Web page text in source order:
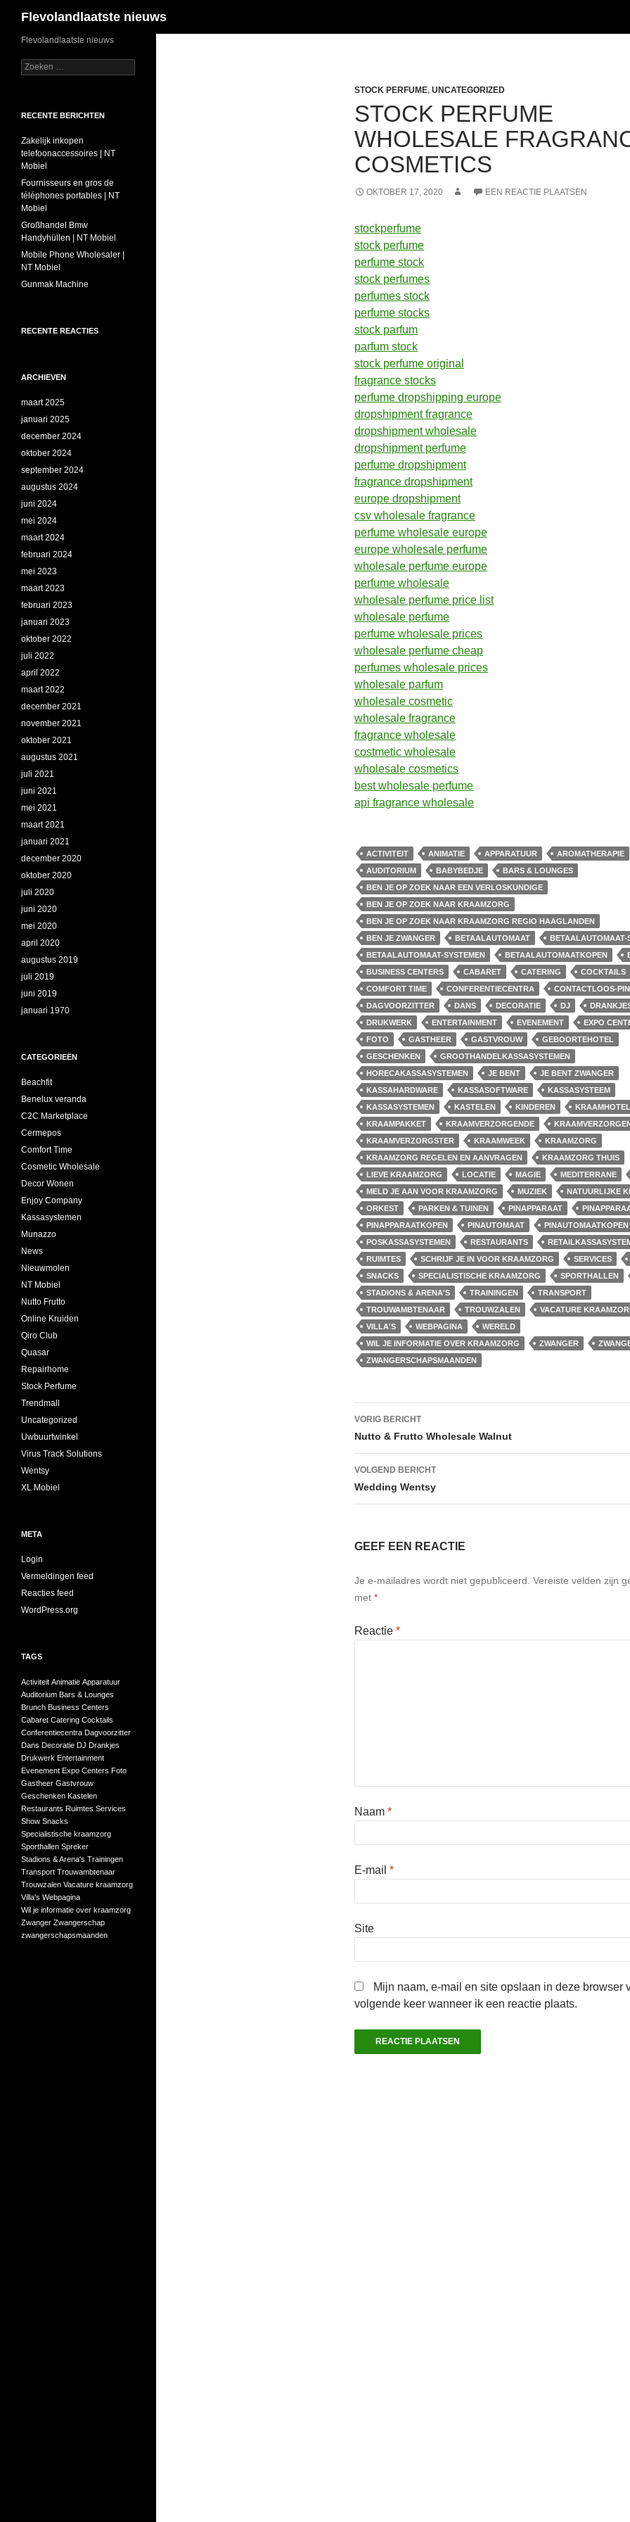
naar
Flevolandlaatste nieuws
STOCK PERFUME, UNCATEGORIZED
STOCK PERFUME
WHOLESALE
COSMETICS
OKTOBER 17, 2020 EEN REACTIE PLAATSEN
stockperfume
stock perfume
perfume stock
stock perfumes
perfumes stock
perfume stocks
stock parfum
parfum stock
stock perfume original
fragrance stocks
perfume dropshipping europe
dropshipment fragrance
dropshipment wholesale
dropshipment perfume
perfume dropshipment
fragrance dropshipment
europe dropshipment
csv wholesale fragrance
perfume wholesale europe
europe wholesale perfume
wholesale perfume europe
perfume wholesale
wholesale perfume price list
wholesale perfume
perfume wholesale prices
wholesale perfume cheap
perfumes wholesale prices
wholesale parfum
wholesale cosmetic
wholesale fragrance
fragrance wholesale
costmetic wholesale
wholesale cosmetics
best wholesale perfume
api fragrance wholesale
ACTIVITEIT ANIMATIE APPARATUUR
AROMATHERAPIE
AUDITORIUM
BABYBEDJE
BARS & LOUNGES
BEN JE OP ZOEK NAAR EEN VERLOSKUNDIGE
BEN JE OP ZOEK NAAR KRAAMZORG
BEN JE OP ZOEK NAAR KRAAMZORG REGIO HAAGLANDEN
BEN JE ZWANGER
BETAALAUTOMAAT
BETAALAUTOMAAT-
BETAALAUTOMAAT-SYSTEMEN
BETAALAUTOMAATKOPEN
BUSINESS CENTERS
CABARET CATERING
COCKTAILS
COMFORT TIME
CONFERENTIECENTRA
CONTACTLOOS-
DAGVOORZITTER
DANS DECORATIE DJ
DRUKWERK
ENTERTAINMENT EVENEMENT
EXPO
FOTO
GASTHEER GASTVROUW
GEBOORTEHOTEL
GESCHENKEN
GROOTHANDELKASSASYSTEMEN
HORECAKASSASYSTEMEN
JE BENT
JE BENT ZWANGER
KASSAHARDWARE
KASSASOFTWARE
KASSASYSTEEM
KASSASYSTEMEN
KASTELEN KINDEREN
KRAAMHOTEL
KRAAMPAKKET
KRAAMVERZORGENDE
KRAAMVERZORGSTER
KRAAMWEEK
KRAAMZORG
KRAAMZORG REGELEN EN AANVRAGEN
KRAAMZORG THUIS
LIEVE KRAAMZORG
LOCATIE MAGIE MEDITERRANE
MELD JE AAN VOOR KRAAMZORG
MUZIEK
NATUURLIJKE
ORKEST
PARKEN & TUINEN PINAPPARAAT
PINAPPARAATKOPEN
PINAUTOMAAT
PINAUTOMAATKOPEN
POSKASSASYSTEMEN
RESTAURANTS
RUIMTES
SCHRIJF JE IN VOOR KRAAMZORG SERVICES
SNACKS
SPECIALISTISCHE KRAAMZORG SPORTHALLEN
STADIONS & ARENA'S
TRAININGEN
TRANSPORT
TROUWAMBTENAAR
TROUWZALEN
VACATURE
VILLA'S
WEBPAGINA
WERELD
WIL JE INFORMATIE OVER KRAAMZORG
ZWANGER
ZWANGERSCHAPSMAANDEN
Bericht
navigatie
VORIG BERICHT
Nutto & Frutto Wholesale Walnut
VOLGEND BERICHT
Wedding Wentsy
GEEF EEN REACTIE
Je e-mailadres wordt niet gepubliceerd. Vereiste velden zijn
met *
Reactie *
Naam *
E-mail *
Site
Mijn naam, e-mail en site opslaan in deze browser
volgende keer wanneer ik een reactie plaats.
Flevolandlaatste nieuws
Zoeken
naar:
RECENTE BERICHTEN
Zakelijk inkopen
telefoonaccessoires | NT
Mobiel
Fournisseurs en gros de
téléphones portables | NT
Mobiel
Großhandel Bmw
Handyhüllen | NT Mobiel
Mobile Phone Wholesaler |
NT Mobiel
Gunmak Machine
RECENTE REACTIES
ARCHIEVEN
maart 2025
januari 2025
december 2024
oktober 2024
september 2024
augustus 2024
juni 2024
mei 2024
maart 2024
februari 2024
mei 2023
maart 2023
februari 2023
januari 2023
oktober 2022
juli 2022
april 2022
maart 2022
december 2021
november 2021
oktober 2021
augustus 2021
juli 2021
juni 2021
mei 2021
maart 2021
januari 2021
december 2020
oktober 2020
juli 2020
juni 2020
mei 2020
april 2020
augustus 2019
juli 2019
juni 2019
januari 1970
CATEGORIEËN
Beachfit
Benelux veranda
C2C Marketplace
Cermepos
Comfort Time
Cosmetic Wholesale
Decor Wonen
Enjoy Company
Kassasystemen
Munazzo
News
Nieuwmolen
NT Mobiel
Nutto Frutto
Online Kruiden
Qiro Club
Quasar
Repairhome
Stock Perfume
Trendmall
Uncategorized
Uwbuurtwinkel
Virus Track Solutions
Wentsy
XL Mobiel
META
Login
Vermeldingen feed
Reacties feed
WordPress.org
TAGS
Activiteit Animatie Apparatuur
Auditorium Bars & Lounges
Brunch Business Centers
Cabaret Catering Cocktails
Conferentiecentra Dagvoorzitter
Dans Decoratie DJ Drankjes
Drukwerk Entertainment
Evenement Expo Centers Foto
Gastheer Gastvrouw
Geschenken Kastelen
Restaurants Ruimtes Services
Show Snacks
Specialistische kraamzorg
Sporthallen Spreker
Stadions & Arena's Trainingen
Transport Trouwambtenaar
Trouwzalen Vacature kraamzorg
Villa's Webpagina
Wil je informatie over kraamzorg
Zwanger Zwangerschap
zwangerschapsmaanden